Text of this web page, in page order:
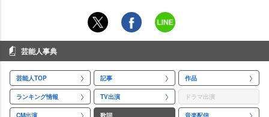
芸能人事典
芸能人TOP 記事 作品
ランキング情報 TV出演 ドラマ出演
CM出演 歌詞 音楽配信